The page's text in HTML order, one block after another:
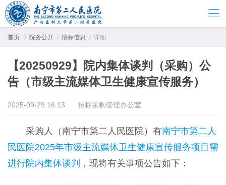
首页  院务公开  招标信息  详细
【20250929】院内集体谈判（采购）公
告（市级主流媒体卫生健康宣传服务）
2025-09-29 16:13 招标采购管理办公室
采购人（南宁市第二人民医院）有南宁市第二人
民医院2025年市级主流媒体卫生健康宣传服务项目需
进行院内集体谈判 ，现将有关事项公告如下：